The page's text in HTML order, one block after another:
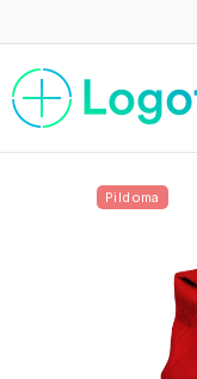
Pildoma